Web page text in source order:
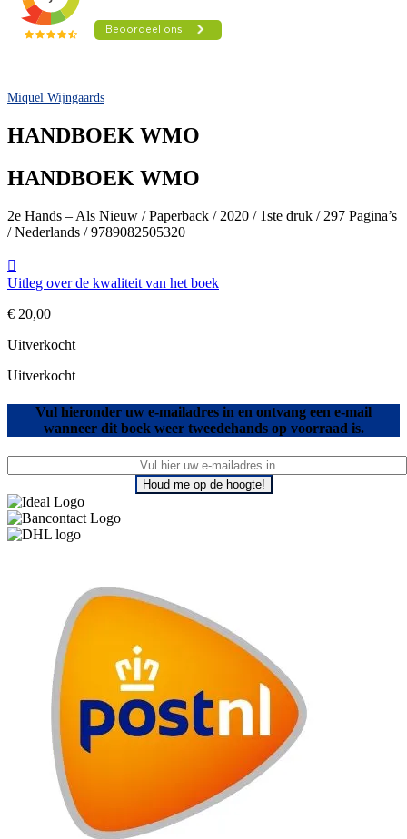
Miquel Wijngaards
HANDBOEK WMO
HANDBOEK WMO
2e Hands – Als Nieuw / Paperback / 2020 / 1ste druk / 297 Pagina’s
/ Nederlands / 9789082505320
Uitleg over de kwaliteit van het boek
€ 20,00
Uitverkocht
Uitverkocht
Vul hieronder uw e-mailadres in en ontvang een e-mail
wanneer dit boek weer tweedehands op voorraad is.
Houd me op de hoogte!